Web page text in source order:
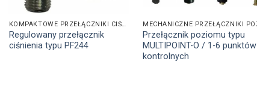
KOMPAKTOWE PRZEŁĄCZNIKI CIŚNIENIA
Regulowany przełącznik
ciśnienia typu PF244
Przełącznik poziomu typu
MULTIPOINT-O / 1-6 punktów
kontrolnych